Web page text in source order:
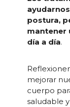
postura,
mantener
día a día.
mejorar
cuerpo
saludable